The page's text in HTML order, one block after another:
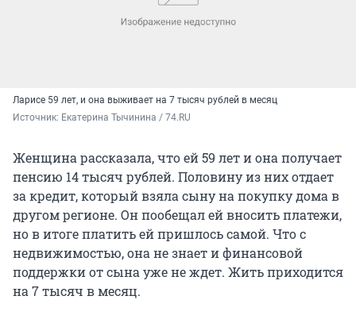
Ларисе 59 лет, и она выживает на 7 тысяч рублей в месяц
Источник: Екатерина Тычинина / 74.RU
Женщина рассказала, что ей 59 лет и она получает
пенсию 14 тысяч рублей. Половину из них отдает
за кредит, который взяла сыну на покупку дома в
другом регионе. Он пообещал ей вносить платежи,
но в итоге платить ей пришлось самой. Что с
недвижимостью, она не знает и финансовой
поддержки от сына уже не ждет. Жить приходится
на 7 тысяч в месяц.